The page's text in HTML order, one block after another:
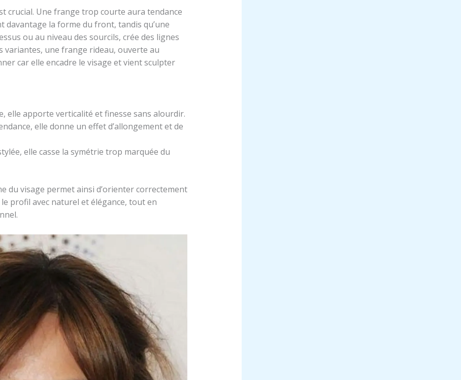
crucial. Une frange trop courte aura tendance
davantage la forme du front, tandis qu’une
ou au niveau des sourcils, crée des lignes
variantes, une frange rideau, ouverte au
car elle encadre le visage et vient sculpter
elle apporte verticalité et finesse sans alourdir.
elle donne un effet d’allongement et de
elle casse la symétrie trop marquée du
du visage permet ainsi d’orienter correctement
profil avec naturel et élégance, tout en